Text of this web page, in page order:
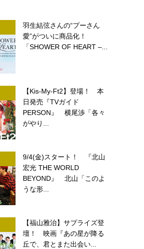
羽生結弦さんの“プーさん
愛”がついに商品化！
「SHOWER OF HEART –...
【Kis-My-Ft2】登場！ 本
日発売『TVガイド
PERSON』 横尾渉「各々
がやり...
9/4(金)スタート！ 『北山
宏光 THE WORLD
BEYOND』 北山「このよ
うな形...
【福山雅治】サプライズ登
壇！ 映画『あの星が降る
丘で、君とまた出会い...